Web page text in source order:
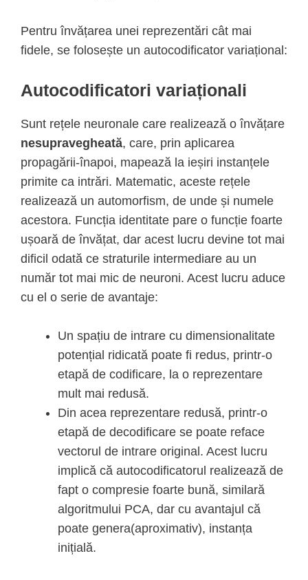
Pentru învățarea unei reprezentări cât mai
fidele, se folosește un autocodificator variațional:
Autocodificatori variaționali
Sunt rețele neuronale care realizează o învățare
nesupravegheată, care, prin aplicarea
propagării-înapoi, mapează la ieșiri instanțele
primite ca intrări. Matematic, aceste rețele
realizează un automorfism, de unde și numele
acestora. Funcția identitate pare o funcție foarte
ușoară de învățat, dar acest lucru devine tot mai
dificil odată ce straturile intermediare au un
număr tot mai mic de neuroni. Acest lucru aduce
cu el o serie de avantaje:
Un spațiu de intrare cu dimensionalitate
potențial ridicată poate fi redus, printr-o
etapă de codificare, la o reprezentare
mult mai redusă.
Din acea reprezentare redusă, printr-o
etapă de decodificare se poate reface
vectorul de intrare original. Acest lucru
implică că autocodificatorul realizează de
fapt o compresie foarte bună, similară
algoritmului PCA, dar cu avantajul că
poate genera(aproximativ), instanța
inițială.